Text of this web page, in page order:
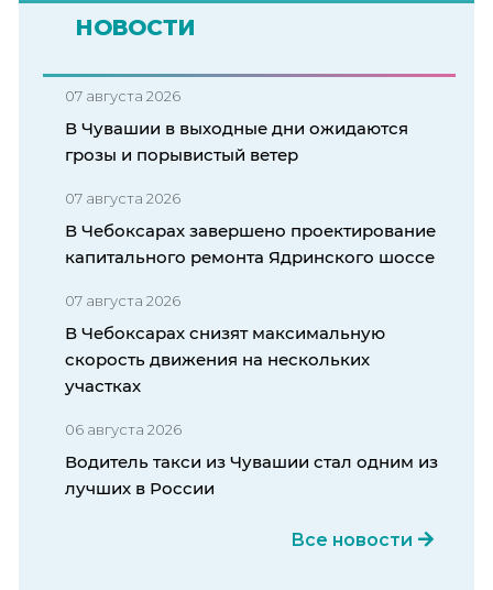
НОВОСТИ
07 августа 2026
В Чувашии в выходные дни ожидаются
грозы и порывистый ветер
07 августа 2026
В Чебоксарах завершено проектирование
капитального ремонта Ядринского шоссе
07 августа 2026
В Чебоксарах снизят максимальную
скорость движения на нескольких
участках
06 августа 2026
Водитель такси из Чувашии стал одним из
лучших в России
Все новости